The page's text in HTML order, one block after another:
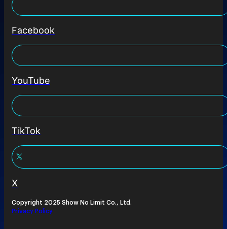
Facebook
YouTube
TikTok
X
Copyright 2025 Show No Limit Co., Ltd.
Privacy Policy